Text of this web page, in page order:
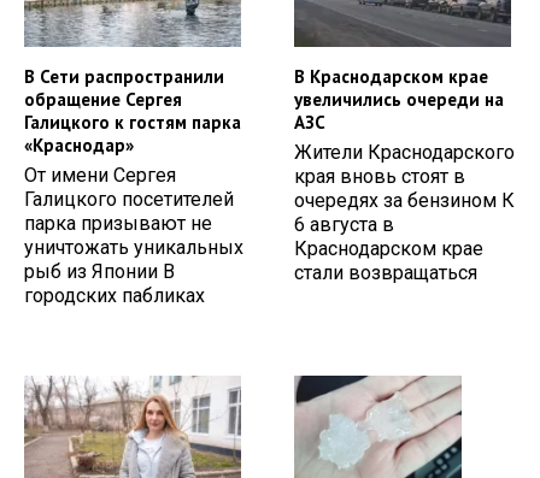
В Сети распространили
обращение Сергея
Галицкого к гостям парка
«Краснодар»
От имени Сергея
Галицкого посетителей
парка призывают не
уничтожать уникальных
рыб из Японии В
городских пабликах
В Краснодарском крае
увеличились очереди на
АЗС
Жители Краснодарского
края вновь стоят в
очередях за бензином К
6 августа в
Краснодарском крае
стали возвращаться